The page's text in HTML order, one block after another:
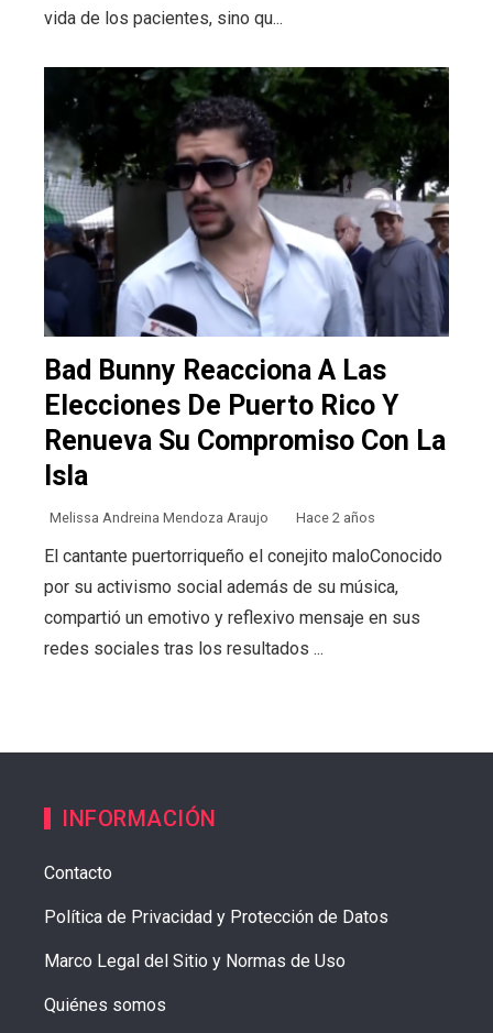
vida de los pacientes, sino qu...
Bad Bunny Reacciona A Las
Elecciones De Puerto Rico Y
Renueva Su Compromiso Con La
Isla
Melissa Andreina Mendoza Araujo Hace 2 años
El cantante puertorriqueño el conejito maloConocido
por su activismo social además de su música,
compartió un emotivo y reflexivo mensaje en sus
redes sociales tras los resultados ...
INFORMACIÓN
Contacto
Política de Privacidad y Protección de Datos
Marco Legal del Sitio y Normas de Uso
Quiénes somos